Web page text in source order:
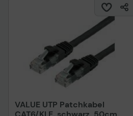
VALUE UTP Patchkabel